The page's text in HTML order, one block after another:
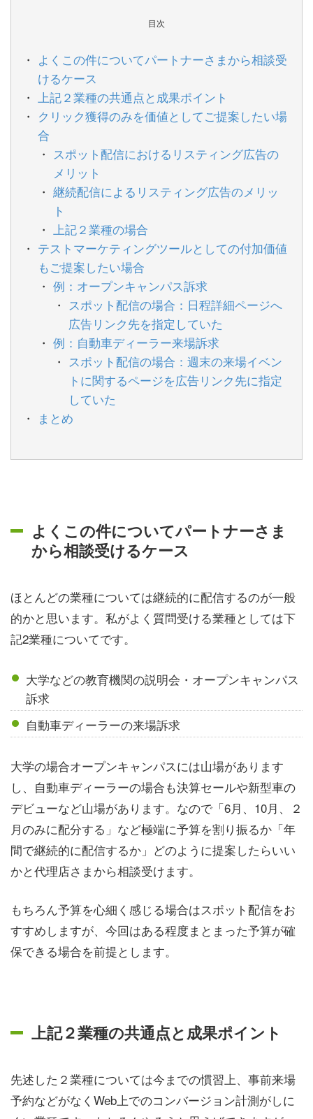
目次
よくこの件についてパートナーさまから相談受
けるケース
上記２業種の共通点と成果ポイント
クリック獲得のみを価値としてご提案したい場
合
スポット配信におけるリスティング広告の
メリット
継続配信によるリスティング広告のメリッ
ト
上記２業種の場合
テストマーケティングツールとしての付加価値
もご提案したい場合
例：オープンキャンパス訴求
スポット配信の場合：日程詳細ページへ
広告リンク先を指定していた
例：自動車ディーラー来場訴求
スポット配信の場合：週末の来場イベン
トに関するページを広告リンク先に指定
していた
まとめ
よくこの件についてパートナーさま
から相談受けるケース
ほとんどの業種については継続的に配信するのが一般
的かと思います。私がよく質問受ける業種としては下
記2業種についてです。
大学などの教育機関の説明会・オープンキャンパス
訴求
自動車ディーラーの来場訴求
大学の場合オープンキャンパスには山場があります
し、自動車ディーラーの場合も決算セールや新型車の
デビューなど山場があります。なので「6月、10月、２
月のみに配分する」など極端に予算を割り振るか「年
間で継続的に配信するか」どのように提案したらいい
かと代理店さまから相談受けます。
もちろん予算を心細く感じる場合はスポット配信をお
すすめしますが、今回はある程度まとまった予算が確
保できる場合を前提とします。
上記２業種の共通点と成果ポイント
先述した２業種については今までの慣習上、事前来場
予約などがなくWeb上でのコンバージョン計測がしに